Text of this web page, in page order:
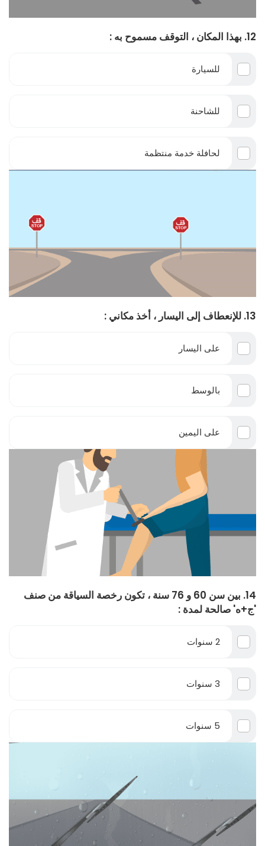
12. بهذا المكان ، التوقف مسموح به :
للسيارة
للشاحنة
لحافلة خدمة منتظمة
13. للإنعطاف إلى اليسار ، أخذ مكاني :
على اليسار
بالوسط
على اليمين
14. بين سن 60 و 76 سنة ، تكون رخصة السياقة من صنف
'ج+ه' صالحة لمدة :
2 سنوات
3 سنوات
5 سنوات